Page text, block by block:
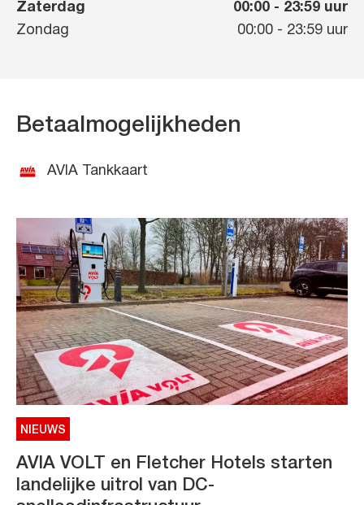
Zaterdag
00:00 - 23:59 uur
Zondag
00:00 - 23:59 uur
Betaalmogelijkheden
AVIA Tankkaart
NIEUWS
AVIA VOLT en Fletcher Hotels starten
landelijke uitrol van DC-